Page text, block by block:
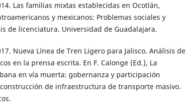
Las familias mixtas establecidas en Ocotlán,
y mexicanos: Problemas sociales y
de licenciatura. Universidad de Guadalajara.
Nueva Línea de Tren Ligero para Jalisco. Análisis de
en la prensa escrita. En F. Calonge (Ed.), La
en vía muerta: gobernanza y participación
de infraestructura de transporte masivo.